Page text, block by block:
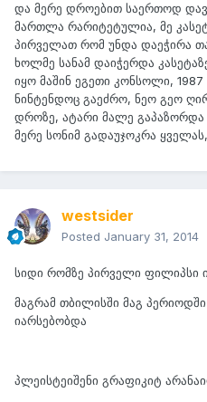
და მერე დროებით საერთოდ
მართლა რარიტეტულია, მე
პირველათ რომ უნდა დაეჭირა
ხოლმე სანამ დაიჭერდა
იყო მაშინ ეგეთი კონსოლი,
ნინტენდოც გაეძრო, ნეო გეო
დროზე, ატარი მალე გაპაზორდა
მერე სონიმ გადაუჯოკრა
westsider
Posted January 31, 2014
სიდი რომზე პირველი ფილიპსი
მაგრამ თბილისში მაგ
იარსებობდა
პლეისტეიშენი გრაფიკიტ